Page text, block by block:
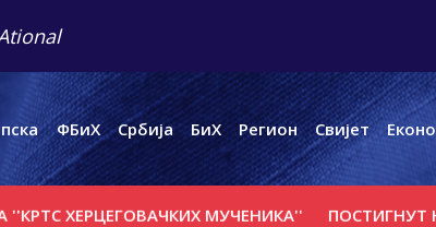
ФБиХ Србија БиХ Регион Свијет
МУЧЕНИКА'' ПОСТИГНУТ